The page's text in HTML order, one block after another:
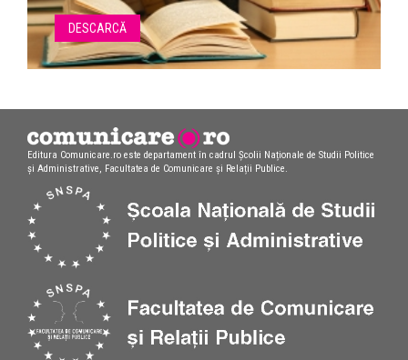
DESCARCĂ
Editura Comunicare.ro este departament în cadrul Școlii Naționale de Studii Politice
și Administrative, Facultatea de Comunicare și Relații Publice.